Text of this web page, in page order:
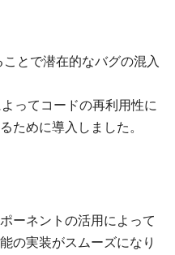
ことで潜在的なバグの混入
ってコードの再利用性に
ために導入しました。
ポーネントの活用によって
の実装がスムーズになり